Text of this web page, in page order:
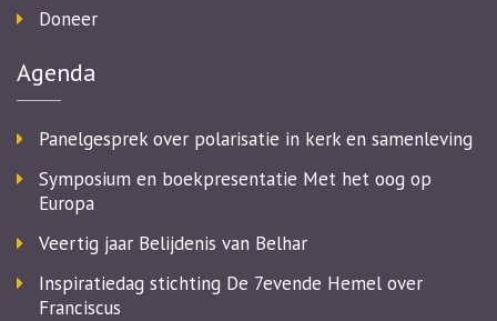
Doneer
Agenda
Panelgesprek over polarisatie in kerk en samenleving
Symposium en boekpresentatie Met het oog op
Europa
Veertig jaar Belijdenis van Belhar
Inspiratiedag stichting De 7evende Hemel over
Franciscus